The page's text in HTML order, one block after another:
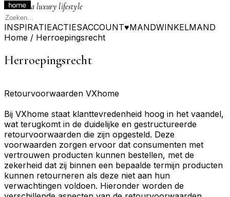
a luxury lifestyle
INSPIRATIEACTIESACCOUNT♥MANDWINKELMAND
Home / Herroepingsrecht
Herroepingsrecht
Retourvoorwaarden VXhome
Bij VXhome staat klanttevredenheid hoog in het vaandel,
wat terugkomt in de duidelijke en gestructureerde
retourvoorwaarden die zijn opgesteld. Deze
voorwaarden zorgen ervoor dat consumenten met
vertrouwen producten kunnen bestellen, met de
zekerheid dat zij binnen een bepaalde termijn producten
kunnen retourneren als deze niet aan hun
verwachtingen voldoen. Hieronder worden de